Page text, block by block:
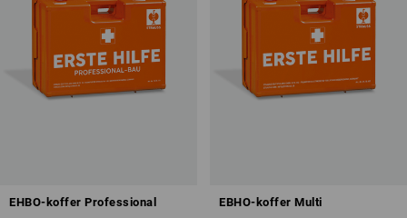
EHBO-koffer Professional EBHO-koffer Multi